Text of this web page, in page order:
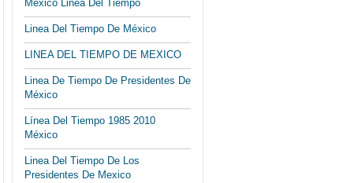
México Linea Del Tiempo
Linea Del Tiempo De México
LINEA DEL TIEMPO DE MEXICO
Linea De Tiempo De Presidentes De
México
Línea Del Tiempo 1985 2010
México
Linea Del Tiempo De Los
Presidentes De Mexico